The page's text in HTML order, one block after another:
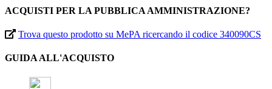
ACQUISTI PER LA PUBBLICA AMMINISTRAZIONE?
Trova questo prodotto su MePA ricercando il codice 340090CS
GUIDA ALL'ACQUISTO